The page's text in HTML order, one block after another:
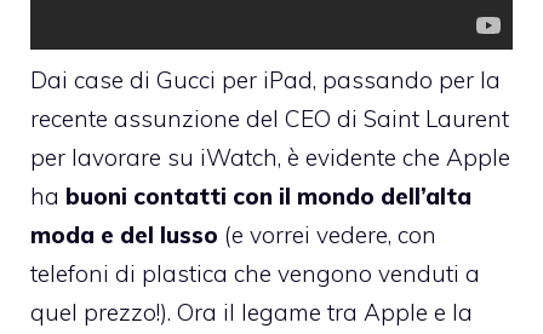
Dai case di Gucci per iPad, passando per la
recente assunzione del CEO di Saint Laurent
per lavorare su iWatch, è evidente che Apple
ha buoni contatti con il mondo dell’alta
moda e del lusso (e vorrei vedere, con
telefoni di plastica che vengono venduti a
quel prezzo!). Ora il legame tra Apple e la